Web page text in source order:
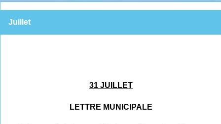
Juillet
31 JUILLET
LETTRE MUNICIPALE